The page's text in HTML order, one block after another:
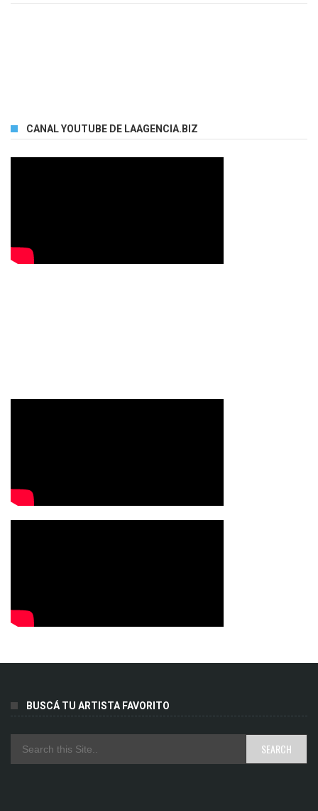
CANAL YOUTUBE DE LAAGENCIA.BIZ
BUSCÁ TU ARTISTA FAVORITO